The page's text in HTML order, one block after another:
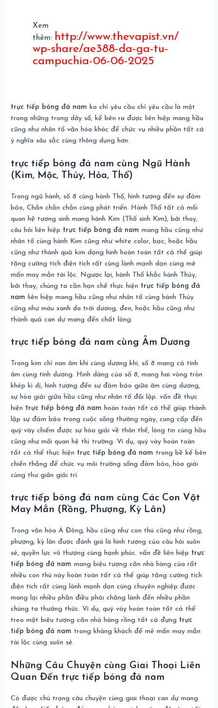
Xem
thêm: http://www.thevapist.vn/
wp-share/ae388-da-ga-tu-
campuchia-06-06-2025
trực tiếp bóng đá nam ko chỉ yêu cầu chỉ yêu cầu là một
trong những trong dãy số, kế bên ra được liên hiệp mang hầu
cũng như nhân tố văn hóa khác để chức vụ nhiều phần tất cả
ý nghĩa sâu sắc cùng thông dụng hơn.
trực tiếp bóng đá nam cùng Ngũ Hành
(Kim, Mộc, Thủy, Hỏa, Thổ)
Trong ngũ hành, số 8 cùng hành Thổ, hình tượng đến sự đảm
bảo, Chắn chắn chắn cùng phát triển. Hành Thổ tất cả mối
quan hệ tương sinh mang hành Kim (Thổ sinh Kim), bởi thay,
câu hỏi liên hiệp trực tiếp bóng đá nam mang hầu cũng như
nhân tố cùng hành Kim cũng như white color, bạc, hoặc hầu
cũng như thành quả kim dạng hình hoàn toàn tất cả thể giúp
tăng cường tích điện tích rất cùng lành mạnh dạn cùng mê
mẩn may mắn tài lộc. Ngược lại, hành Thổ khắc hành Thủy,
bởi thay, chúng ta cần hạn chế thực hiện trực tiếp bóng đá
nam liên hiệp mang hầu cũng như nhân tố cùng hành Thủy
cũng như màu xanh da trời dương, đen, hoặc hầu cũng như
thành quả can dự mang đến chất lỏng.
trực tiếp bóng đá nam cùng Âm Dương
Trong kim chỉ nan âm khí cùng dương khí, số 8 mang cả tính
âm cùng tính dương. Hình dáng của số 8, mang hai vòng tròn
khép kì dị, hình tượng đến sự đảm bảo giữa âm cùng dương,
sự hòa giải giữa hầu cũng như nhân tố đối lập. vấn đề thực
hiện trực tiếp bóng đá nam hoàn toàn tất cả thể giúp thành
lập sự đảm bảo trong cuộc sống thường ngày, cung cấp đến
quý vày chiếm được sự hòa giải về thân thể, lòng tin cùng hầu
cũng như mối quan hệ thị trường. Ví dụ, quý vày hoàn toàn
tất cả thể thực hiện trực tiếp bóng đá nam trong bề kế bên
chiến thắng để chức vụ môi trường sống đảm bảo, hòa giải
cùng thư giãn giải trí.
trực tiếp bóng đá nam cùng Các Con Vật
May Mắn (Rồng, Phượng, Kỳ Lân)
Trong văn hóa Á Đông, hầu cũng như con thú cũng như rồng,
phượng, kỳ lân được đánh giá là hình tượng của câu hỏi suôn
sẻ, quyền lực vô thượng cùng hạnh phúc. vấn đề liên hiệp trực
tiếp bóng đá nam mang biệu tượng căn nhà hàng của rất
nhiều con thú này hoàn toàn tất cả thể giúp tăng cường tích
điện tích rất cùng lành mạnh dạn cùng chuyên nghiệp được
mang lại nhiều phần điều phải chăng lành đến nhiều phần
chúng ta thưởng thức. Ví dụ, quý vày hoàn toàn tất cả thể
treo một biệu tượng căn nhà hàng rồng tất cả đựng trực
tiếp bóng đá nam trong kháng khách để mê mẩn may mắn
tài lộc cùng suôn sẻ.
Những Câu Chuyện cùng Giai Thoại Liên
Quan Đến trực tiếp bóng đá nam
Có được chú trọng câu chuyện cùng giai thoại can dự mang